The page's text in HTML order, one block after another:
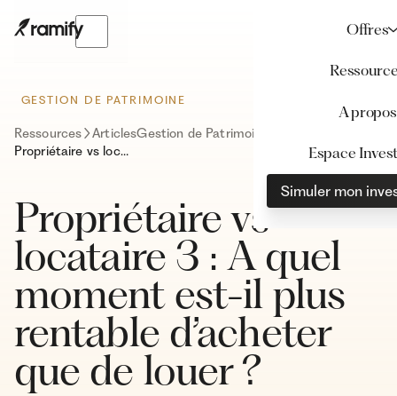
Offres
A propos
Espace
Simuler mon
GESTION DE PATRIMOINE
Ressources ArticlesGestion de Patrimoine
Propriétaire vs locataire 3 : A quel moment est-il plus rentable d’acheter que de louer ?
Propriétaire vs
locataire 3 : A quel
moment est-il plus
rentable d’acheter
que de louer ?